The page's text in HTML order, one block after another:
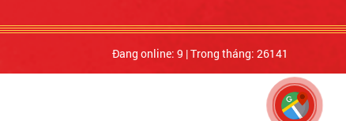
Đang online: 9 |Trong tháng: 26141